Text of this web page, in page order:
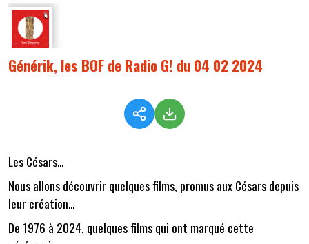
Générik, les BOF de Radio G! du 04 02 2024
Les Césars...
Nous allons découvrir quelques films, promus aux Césars depuis
leur création...
De 1976 à 2024, quelques films qui ont marqué cette